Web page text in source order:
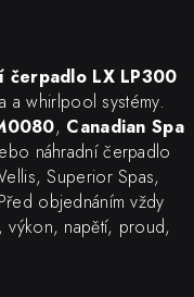
čerpadlo LX LP300
a whirlpool systémy.
, Canadian Spa
náhradní čerpadlo
Superior Spas,
objednáním vždy
výkon, napětí, proud,